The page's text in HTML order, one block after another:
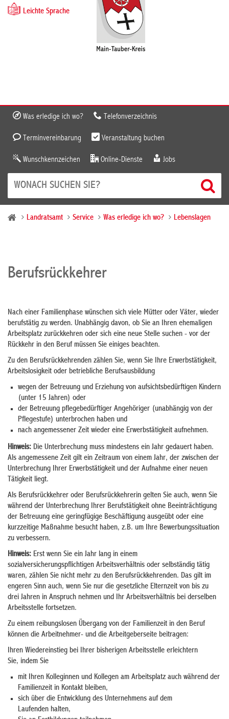
Leichte Sprache
Was erledige ich wo? Telefonverzeichnis
Terminvereinbarung Veranstaltung buchen
Wunschkennzeichen Online-Dienste Jobs
Landratsamt Service Was erledige ich wo? Lebenslagen
Berufsrückkehrer
Nach einer Familienphase wünschen sich viele Mütter oder Väter, wieder
berufstätig zu werden. Unabhängig davon, ob Sie an Ihren ehemaligen
Arbeitsplatz zurückkehren oder sich eine neue Stelle suchen - vor der
Rückkehr in den Beruf müssen Sie einiges beachten.
Zu den Berufsrückkehrenden zählen Sie, wenn Sie Ihre Erwerbstätigkeit,
Arbeitslosigkeit oder betriebliche Berufsausbildung
wegen der Betreuung und Erziehung von aufsichtsbedürftigen Kindern
(unter 15 Jahren) oder
der Betreuung pflegebedürftiger Angehöriger (unabhängig von der
Pflegestufe) unterbrochen haben und
nach angemessener Zeit wieder eine Erwerbstätigkeit aufnehmen.
Hinweis: Die Unterbrechung muss mindestens ein Jahr gedauert haben.
Als angemessene Zeit gilt ein Zeitraum von einem Jahr, der zwischen der
Unterbrechung Ihrer Erwerbstätigkeit und der Aufnahme einer neuen
Tätigkeit liegt.
Als Berufsrückkehrer oder Berufsrückkehrerin gelten Sie auch, wenn Sie
während der Unterbrechung Ihrer Berufstätigkeit ohne Beeinträchtigung
der Betreuung eine geringfügige Beschäftigung ausgeübt oder eine
kurzzeitige Maßnahme besucht haben, z.B. um Ihre Bewerbungssituation
zu verbessern.
Hinweis: Erst wenn Sie ein Jahr lang in einem
sozialversicherungspflichtigen Arbeitsverhältnis oder selbständig tätig
waren, zählen Sie nicht mehr zu den Berufsrückkehrenden. Das gilt im
engeren Sinn auch, wenn Sie nur die gesetzliche Elternzeit von bis zu
drei Jahren in Anspruch nehmen und Ihr Arbeitsverhältnis bei derselben
Arbeitsstelle fortsetzen.
Zu einem reibungslosen Übergang von der Familienzeit in den Beruf
können die Arbeitnehmer- und die Arbeitgeberseite beitragen:
Ihren Wiedereinstieg bei Ihrer bisherigen Arbeitsstelle erleichtern
Sie, indem Sie
mit Ihren Kolleginnen und Kollegen am Arbeitsplatz auch während der
Familienzeit in Kontakt bleiben,
sich über die Entwicklung des Unternehmens auf dem
Laufenden halten,